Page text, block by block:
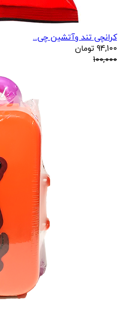
کرانچی تند وآتشین چی...
94,100 تومان
100,000